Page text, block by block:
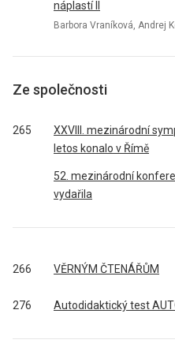
náplastí II
Barbora Vraníková, Andrej
Ze společnosti
265
XXVIII. mezinárodní
letos konalo v Římě
52. mezinárodní
vydařila
266 VĚRNÝM ČTENÁŘŮM
276 Autodidaktický test